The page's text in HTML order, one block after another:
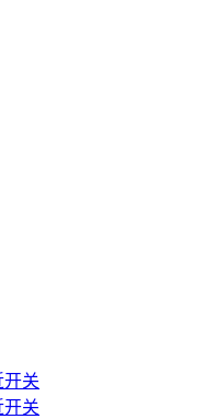
开关
开关